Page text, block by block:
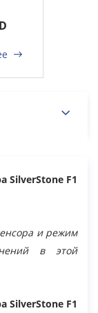
SilverStone F1
и режим
в этой
SilverStone F1